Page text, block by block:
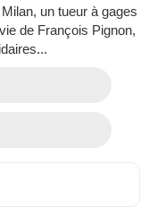
un tueur à gages
de François Pignon,